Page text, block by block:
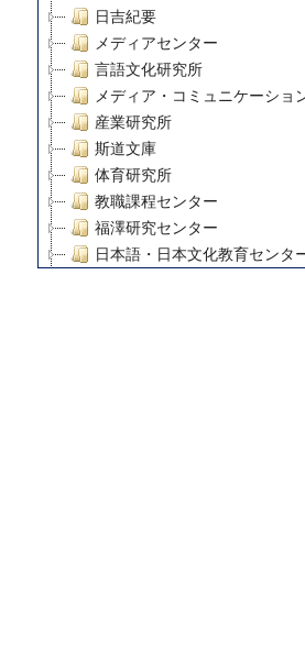
日吉紀要
メディアセンター
言語文化研究所
メディア・コミュニケーショ
産業研究所
斯道文庫
体育研究所
教職課程センター
福澤研究センター
日本語・日本文化教育センタ
グローバルリサーチインステ
慶應義塾大学グローバル
慶應義塾大学グローバル
博士課程教育リーディング